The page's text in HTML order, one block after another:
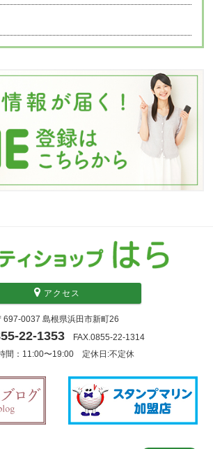
アクセス
697-0037 島根県浜田市新町26
22-1353 FAX.0855-22-1314
間：11:00〜19:00 定休日:不定休